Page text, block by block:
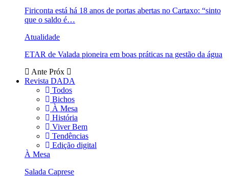
Firiconta está há 18 anos de portas abertas no Cartaxo: “sinto
que o saldo é…
Atualidade
ETAR de Valada pioneira em boas práticas na gestão da água
Ante Próx
Revista DADA
Todos
Bichos
À Mesa
História
Viver Bem
Tendências
Edição digital
À Mesa
Salada Caprese